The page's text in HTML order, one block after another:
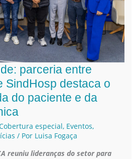
parceria entre
SindHosp destaca o
do paciente e da
especial, Eventos,
/ Por Luisa Fogaça
reuniu lideranças do setor para